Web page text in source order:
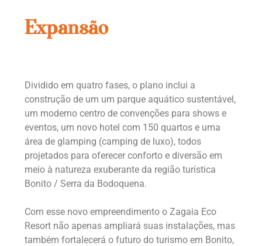
Expansão
Dividido em quatro fases, o plano inclui a
construção de um um parque aquático sustentável,
um moderno centro de convenções para shows e
eventos, um novo hotel com 150 quartos e uma
área de glamping (camping de luxo), todos
projetados para oferecer conforto e diversão em
meio à natureza exuberante da região turística
Bonito / Serra da Bodoquena.
Com esse novo empreendimento o Zagaia Eco
Resort não apenas ampliará suas instalações, mas
também fortalecerá o futuro do turismo em Bonito,